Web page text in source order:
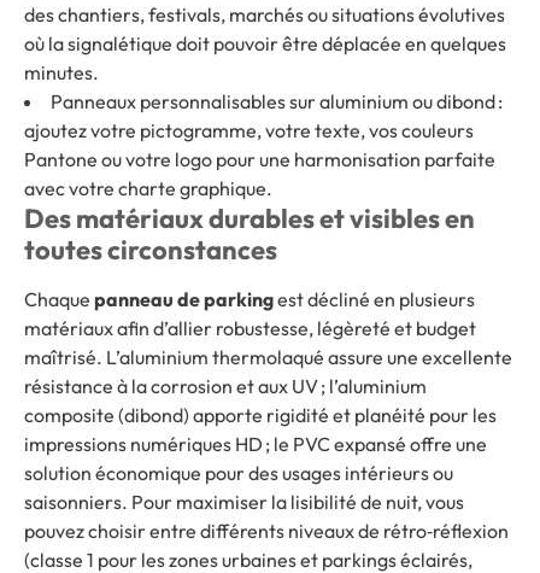
des chantiers, festivals, marchés ou situations évolutives
où la signalétique doit pouvoir être déplacée en quelques
minutes.
Panneaux personnalisables sur aluminium ou dibond :
ajoutez votre pictogramme, votre texte, vos couleurs
Pantone ou votre logo pour une harmonisation parfaite
avec votre charte graphique.
Des matériaux durables et visibles en
toutes circonstances
Chaque panneau de parkingest décliné en plusieurs
matériaux afin d’allier robustesse, légèreté et budget
maîtrisé. L’aluminium thermolaqué assure une excellente
résistance à la corrosion et aux UV ; l’aluminium
composite (dibond) apporte rigidité et planéité pour les
impressions numériques HD ; le PVC expansé offre une
solution économique pour des usages intérieurs ou
saisonniers. Pour maximiser la lisibilité de nuit, vous
pouvez choisir entre différents niveaux de rétro‑réflexion
(classe 1 pour les zones urbaines et parkings éclairés,